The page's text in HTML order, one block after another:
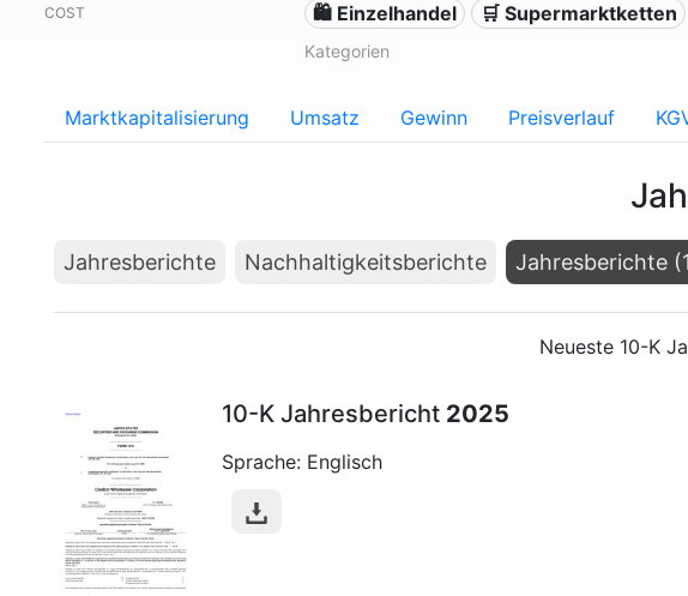
COST 🛍️ Einzelhandel 🛒 Supermarktketten
Kategorien
Marktkapitalisierung Umsatz Gewinn Preisverlauf
Jahresberichte Nachhaltigkeitsberichte Jahresberichte
Neueste 10-K
10-K Jahresbericht 2025
Sprache: Englisch